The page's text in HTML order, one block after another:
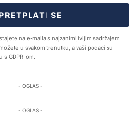
PRETPLATI SE
na e-maila s najzanimljivijim sadržajem
u svakom trenutku, a vaši podaci su
s GDPR-om.
- OGLAS -
- OGLAS -